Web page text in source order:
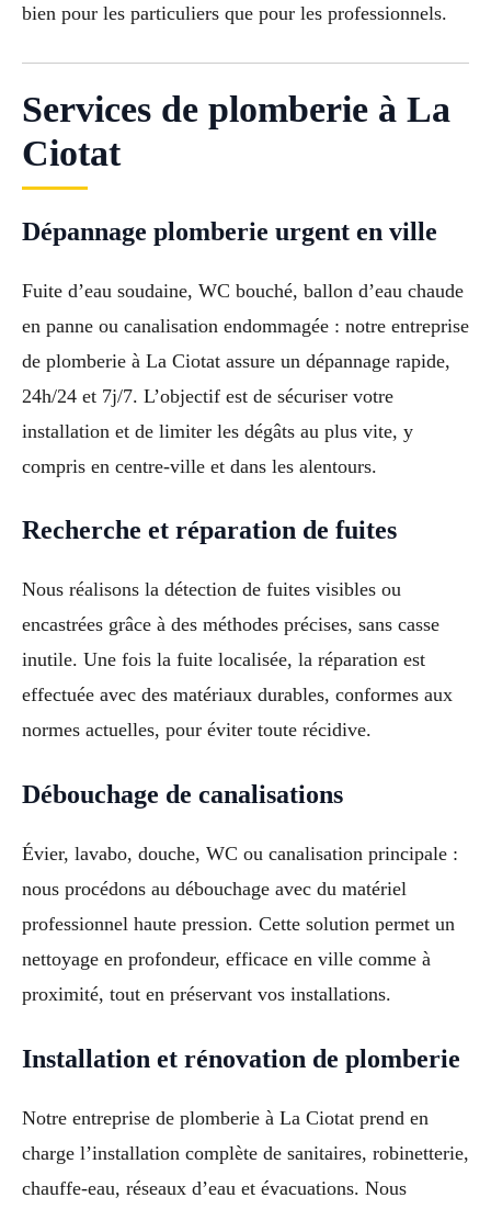
bien pour les particuliers que pour les professionnels.
Services de plomberie à La
Ciotat
Dépannage plomberie urgent en ville
Fuite d’eau soudaine, WC bouché, ballon d’eau chaude
en panne ou canalisation endommagée : notre entreprise
de plomberie à La Ciotat assure un dépannage rapide,
24h/24 et 7j/7. L’objectif est de sécuriser votre
installation et de limiter les dégâts au plus vite, y
compris en centre-ville et dans les alentours.
Recherche et réparation de fuites
Nous réalisons la détection de fuites visibles ou
encastrées grâce à des méthodes précises, sans casse
inutile. Une fois la fuite localisée, la réparation est
effectuée avec des matériaux durables, conformes aux
normes actuelles, pour éviter toute récidive.
Débouchage de canalisations
Évier, lavabo, douche, WC ou canalisation principale :
nous procédons au débouchage avec du matériel
professionnel haute pression. Cette solution permet un
nettoyage en profondeur, efficace en ville comme à
proximité, tout en préservant vos installations.
Installation et rénovation de plomberie
Notre entreprise de plomberie à La Ciotat prend en
charge l’installation complète de sanitaires, robinetterie,
chauffe-eau, réseaux d’eau et évacuations. Nous